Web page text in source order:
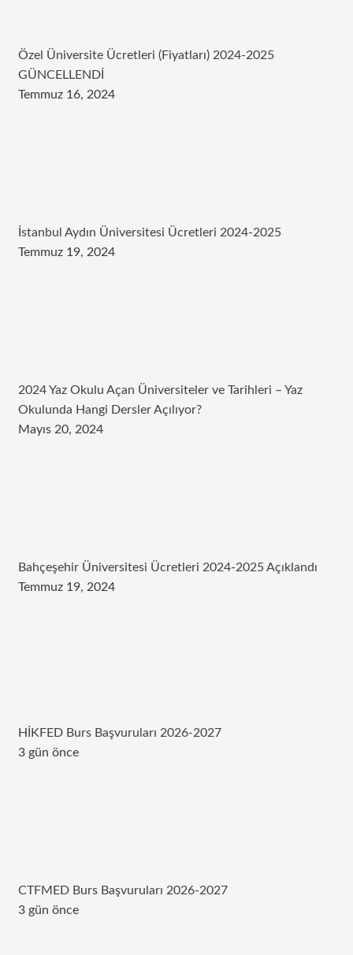
Özel Üniversite Ücretleri (Fiyatları) 2024-2025
GÜNCELLENDİ
Temmuz 16, 2024
İstanbul Aydın Üniversitesi Ücretleri 2024-2025
Temmuz 19, 2024
2024 Yaz Okulu Açan Üniversiteler ve Tarihleri – Yaz
Okulunda Hangi Dersler Açılıyor?
Mayıs 20, 2024
Bahçeşehir Üniversitesi Ücretleri 2024-2025 Açıklandı
Temmuz 19, 2024
HİKFED Burs Başvuruları 2026-2027
3 gün önce
CTFMED Burs Başvuruları 2026-2027
3 gün önce